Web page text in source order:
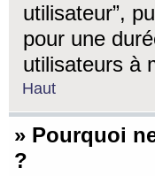
utilisateur”,
pour une
utilisateurs à
Haut
» Pourquoi
?